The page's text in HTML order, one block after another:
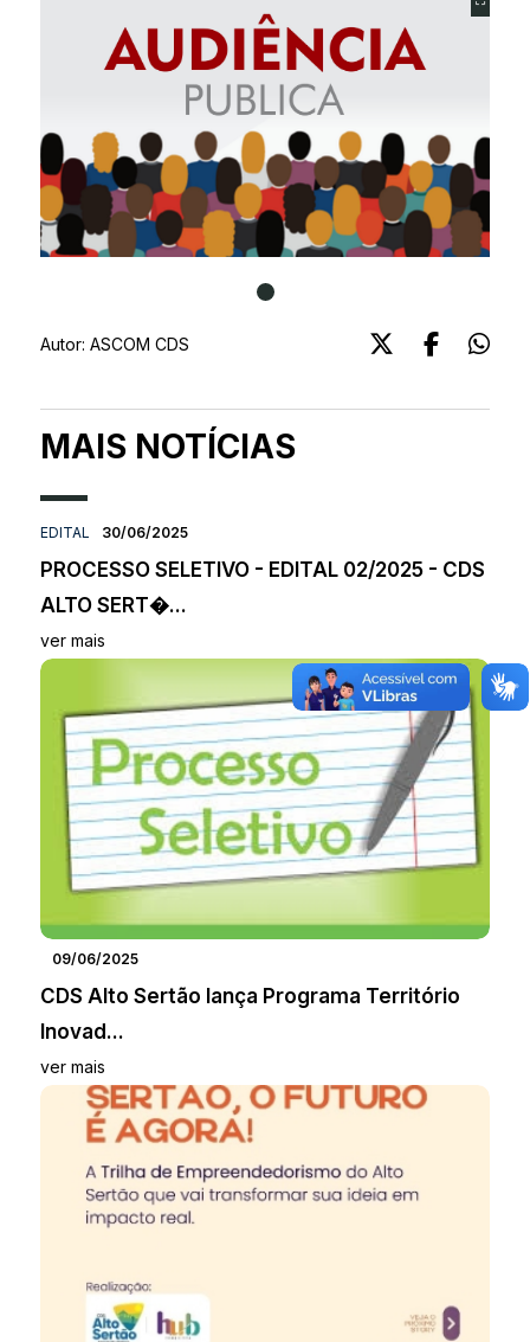
Autor: ASCOM CDS
MAIS NOTÍCIAS
EDITAL 30/06/2025
PROCESSO SELETIVO - EDITAL 02/2025 - CDS
ALTO SERT�...
ver mais
09/06/2025
CDS Alto Sertão lança Programa Território
Inovad...
ver mais